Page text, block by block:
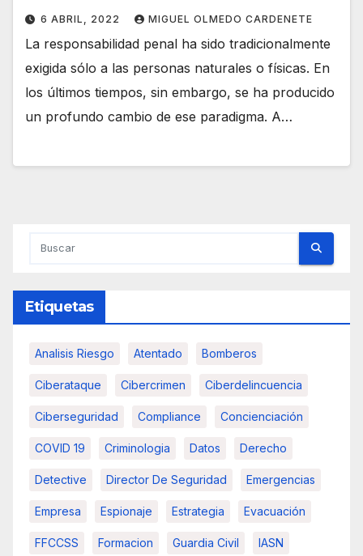
6 ABRIL, 2022 MIGUEL OLMEDO CARDENETE
La responsabilidad penal ha sido tradicionalmente
exigida sólo a las personas naturales o físicas. En
los últimos tiempos, sin embargo, se ha producido
un profundo cambio de ese paradigma. A…
Etiquetas
Analisis Riesgo Atentado Bomberos
Ciberataque Cibercrimen Ciberdelincuencia
Ciberseguridad Compliance Concienciación
COVID 19 Criminologia Datos Derecho
Detective Director De Seguridad Emergencias
Empresa Espionaje Estrategia Evacuación
FFCCSS Formacion Guardia Civil IASN